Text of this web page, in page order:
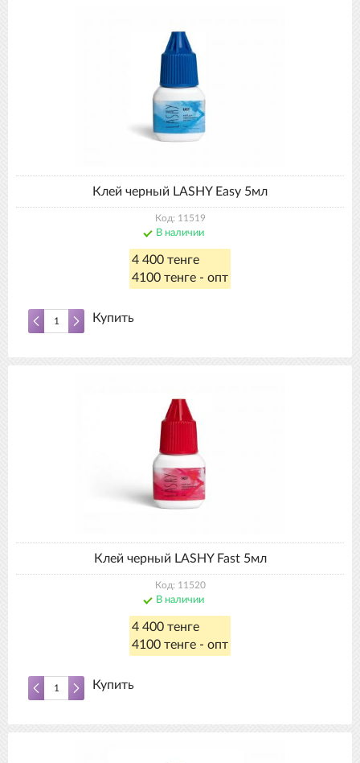
Клей черный LASHY Easy 5мл
Код: 11519
В наличии
4 400 тенге
4100 тенге - опт
Клей черный LASHY Fast 5мл
Код: 11520
В наличии
4 400 тенге
4100 тенге - опт